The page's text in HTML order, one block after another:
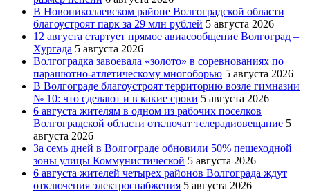
В Новониколаевском районе Волгоградской области
благоустроят парк за 29 млн рублей 5 августа 2026
12 августа стартует прямое авиасообщение Волгоград –
Хургада 5 августа 2026
Волгоградка завоевала «золото» в соревнованиях по
парашютно-атлетическому многоборью 5 августа 2026
В Волгограде благоустроят территорию возле гимназии
№ 10: что сделают и в какие сроки 5 августа 2026
6 августа жителям в одном из рабочих поселков
Волгоградской области отключат телерадиовещание 5
августа 2026
За семь дней в Волгограде обновили 50% пешеходной
зоны улицы Коммунистической 5 августа 2026
6 августа жителей четырех районов Волгограда ждут
отключения электроснабжения 5 августа 2026